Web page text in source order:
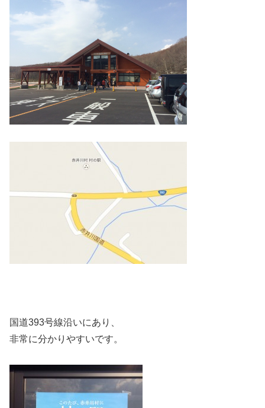
国道393号線沿いにあり、
非常に分かりやすいです。